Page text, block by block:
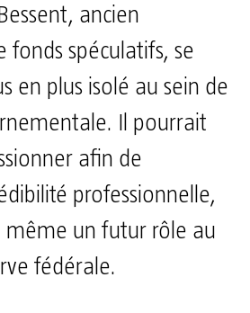
ancien
fonds spéculatifs, se
en plus isolé au sein de
Il pourrait
afin de
professionnelle,
même un futur rôle au
fédérale.